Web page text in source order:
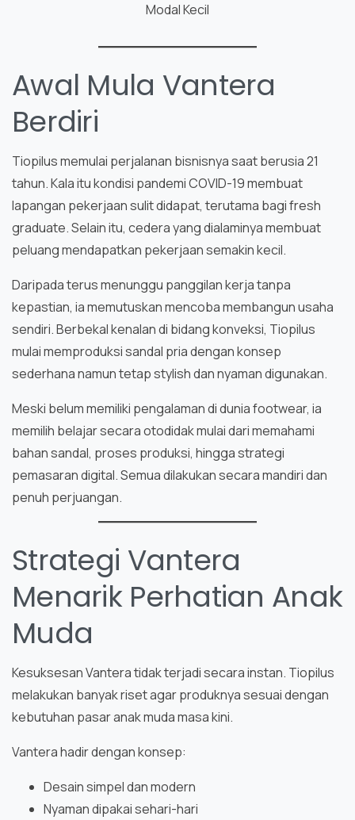
Modal Kecil
Awal Mula Vantera
Berdiri
Tiopilus memulai perjalanan bisnisnya saat berusia 21
tahun. Kala itu kondisi pandemi COVID-19 membuat
lapangan pekerjaan sulit didapat, terutama bagi fresh
graduate. Selain itu, cedera yang dialaminya membuat
peluang mendapatkan pekerjaan semakin kecil.
Daripada terus menunggu panggilan kerja tanpa
kepastian, ia memutuskan mencoba membangun usaha
sendiri. Berbekal kenalan di bidang konveksi, Tiopilus
mulai memproduksi sandal pria dengan konsep
sederhana namun tetap stylish dan nyaman digunakan.
Meski belum memiliki pengalaman di dunia footwear, ia
memilih belajar secara otodidak mulai dari memahami
bahan sandal, proses produksi, hingga strategi
pemasaran digital. Semua dilakukan secara mandiri dan
penuh perjuangan.
Strategi Vantera
Menarik Perhatian Anak
Muda
Kesuksesan Vantera tidak terjadi secara instan. Tiopilus
melakukan banyak riset agar produknya sesuai dengan
kebutuhan pasar anak muda masa kini.
Vantera hadir dengan konsep:
Desain simpel dan modern
Nyaman dipakai sehari-hari